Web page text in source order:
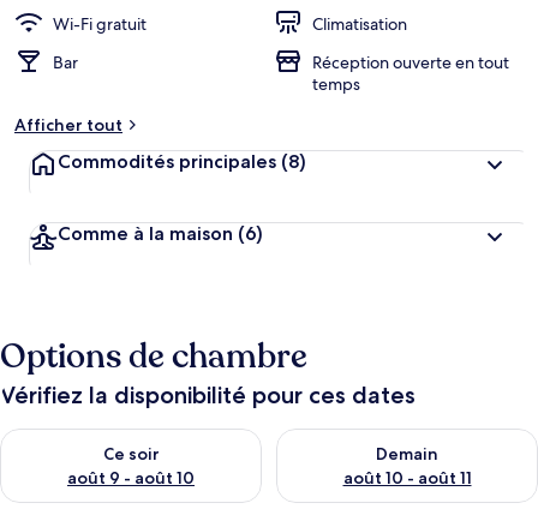
Wi-Fi gratuit
Climatisation
Bar
Réception ouverte en tout
temps
Afficher tout
Commodités principales (8)
Comme à la maison (6)
Options de chambre
Vérifiez la disponibilité pour ces dates
Ce soir
août 9 - août 10
Vérifier la disponibilité pour ce soir août 9 - août 10
Demain
août 10 - août 11
Vérifier la disponibilité pour